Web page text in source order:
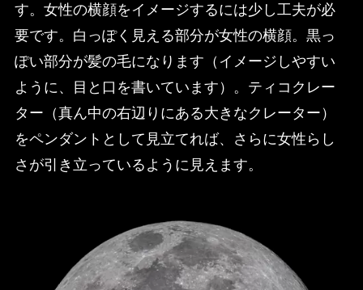
す。女性の横顔をイメージするには少し工夫が必
要です。白っぽく見える部分が女性の横顔。黒っ
ぽい部分が髪の毛になります（イメージしやすい
ように、目と口を書いています）。ティコクレー
ター（真ん中の右辺りにある大きなクレーター）
をペンダントとして見立てれば、さらに女性らし
さが引き立っているように見えます。